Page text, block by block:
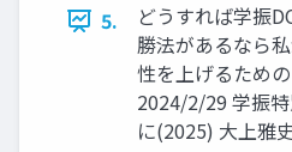
5.
どうすれば学振
勝法があるなら
性を上げるため
2024/2/29 学振
に(2025) 大上雅